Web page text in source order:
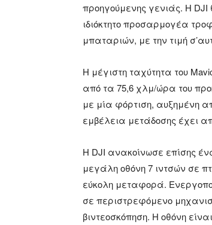
προηγούμενης γενιάς. Η DJI
ιδιόκτητο προσαρμογέα
μπαταριών, με την τιμή
Η μέγιστη ταχύτητα του
από τα 75,6 χλμ/ώρα του
με μία φόρτιση, αυξημένη
εμβέλεια μετάδοσης έχει
Η DJI ανακοίνωσε επίσης
μεγάλη οθόνη 7 ιντσών σε
εύκολη μεταφορά.
σε περιστρεφόμενο
βιντεοσκόπηση. Η οθόνη